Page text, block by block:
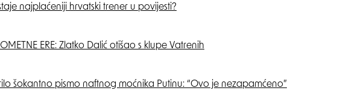
najplaćeniji hrvatski trener u povijesti?
ERE: Zlatko Dalić otišao s klupe Vatrenih
šokantno pismo naftnog moćnika Putinu: “Ovo je nezapamćeno”